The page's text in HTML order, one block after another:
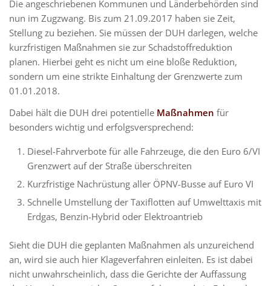
Die angeschriebenen Kommunen und Länderbehörden sind
nun im Zugzwang. Bis zum 21.09.2017 haben sie Zeit,
Stellung zu beziehen. Sie müssen der DUH darlegen, welche
kurzfristigen Maßnahmen sie zur Schadstoffreduktion
planen. Hierbei geht es nicht um eine bloße Reduktion,
sondern um eine strikte Einhaltung der Grenzwerte zum
01.01.2018.
Dabei hält die DUH drei potentielle Maßnahmen für
besonders wichtig und erfolgsversprechend:
Diesel-Fahrverbote für alle Fahrzeuge, die den Euro 6/VI
Grenzwert auf der Straße überschreiten
Kurzfristige Nachrüstung aller ÖPNV-Busse auf Euro VI
Schnelle Umstellung der Taxiflotten auf Umwelttaxis mit
Erdgas, Benzin-Hybrid oder Elektroantrieb
Sieht die DUH die geplanten Maßnahmen als unzureichend
an, wird sie auch hier Klageverfahren einleiten. Es ist dabei
nicht unwahrscheinlich, dass die Gerichte der Auffassung